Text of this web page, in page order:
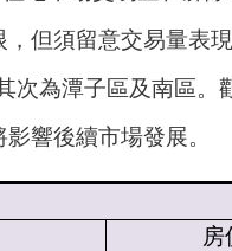
但須留意交易量表
次為潭子區及南區
響後續市場發展。
房